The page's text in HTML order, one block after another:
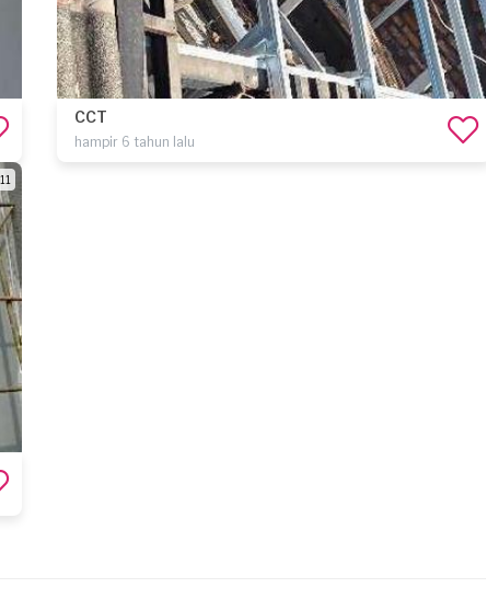
CCT
hampir 6 tahun lalu